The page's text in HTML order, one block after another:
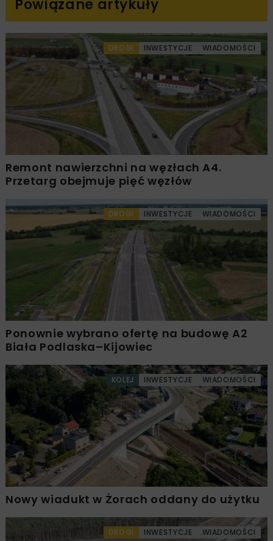
Powiązane artykuły
DROGI INWESTYCJE WIADOMOŚCI
Remont nawierzchni na węzłach A4.
Przetarg obejmuje pięć węzłów
DROGI INWESTYCJE WIADOMOŚCI
Ponownie wybrano ofertę na budowę A2
Biała Podlaska–Kijowiec
KOLEJ INWESTYCJE WIADOMOŚCI
Nowy wiadukt w Żorach oddany do użytku
DROGI INWESTYCJE WIADOMOŚCI